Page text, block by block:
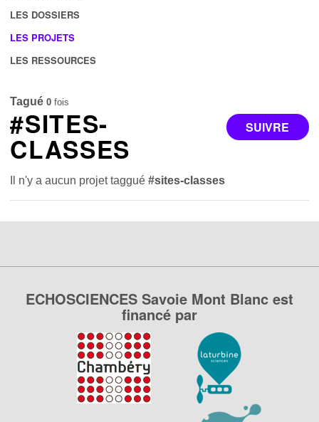
LES DOSSIERS
LES PROJETS
LES RESSOURCES
Tagué 0 fois
SUIVRE
#SITES-
CLASSES
Il n'y a aucun projet taggué#sites-classes
ECHOSCIENCES Savoie Mont Blanc est
financé par